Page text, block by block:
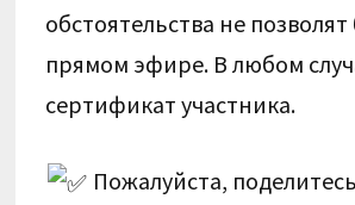
обстоятельства не
прямом эфире. В любом
сертификат участника.
Пожалуйста,